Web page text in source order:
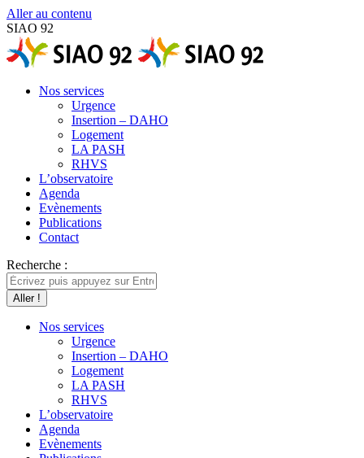
Aller au contenu
SIAO 92
Nos services
Urgence
Insertion – DAHO
Logement
LA PASH
RHVS
L’observatoire
Agenda
Evènements
Publications
Contact
Recherche :
Nos services
Urgence
Insertion – DAHO
Logement
LA PASH
RHVS
L’observatoire
Agenda
Evènements